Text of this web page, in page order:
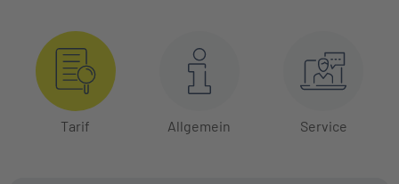
Tarif Allgemein Service